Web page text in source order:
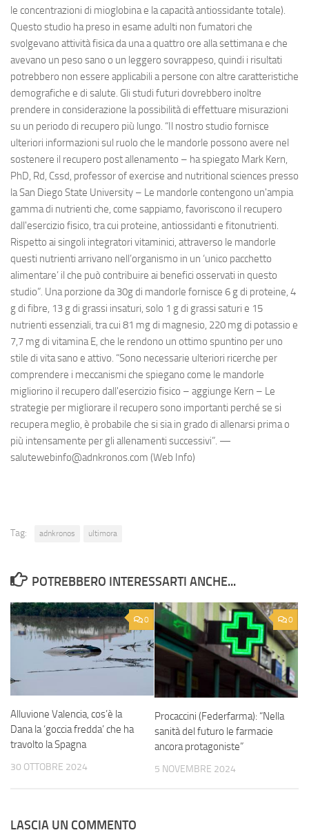
le concentrazioni di mioglobina e la capacità antiossidante totale).
Questo studio ha preso in esame adulti non fumatori che
svolgevano attività fisica da una a quattro ore alla settimana e che
avevano un peso sano o un leggero sovrappeso, quindi i risultati
potrebbero non essere applicabili a persone con altre caratteristiche
demografiche e di salute. Gli studi futuri dovrebbero inoltre
prendere in considerazione la possibilità di effettuare misurazioni
su un periodo di recupero più lungo. “Il nostro studio fornisce
ulteriori informazioni sul ruolo che le mandorle possono avere nel
sostenere il recupero post allenamento – ha spiegato Mark Kern,
PhD, Rd, Cssd, professor of exercise and nutritional sciences presso
la San Diego State University – Le mandorle contengono un'ampia
gamma di nutrienti che, come sappiamo, favoriscono il recupero
dall'esercizio fisico, tra cui proteine, antiossidanti e fitonutrienti.
Rispetto ai singoli integratori vitaminici, attraverso le mandorle
questi nutrienti arrivano nell’organismo in un ‘unico pacchetto
alimentare’ il che può contribuire ai benefici osservati in questo
studio”. Una porzione da 30g di mandorle fornisce 6 g di proteine, 4
g di fibre, 13 g di grassi insaturi, solo 1 g di grassi saturi e 15
nutrienti essenziali, tra cui 81 mg di magnesio, 220 mg di potassio e
7,7 mg di vitamina E, che le rendono un ottimo spuntino per uno
stile di vita sano e attivo. “Sono necessarie ulteriori ricerche per
comprendere i meccanismi che spiegano come le mandorle
migliorino il recupero dall'esercizio fisico – aggiunge Kern – Le
strategie per migliorare il recupero sono importanti perché se si
recupera meglio, è probabile che si sia in grado di allenarsi prima o
più intensamente per gli allenamenti successivi”. —
salutewebinfo@adnkronos.com (Web Info)
Tag: adnkronos ultimora
POTREBBERO INTERESSARTI ANCHE...
0
Alluvione Valencia, cos’è la
Dana la ‘goccia fredda’ che ha
travolto la Spagna
30 OTTOBRE 2024
0
Procaccini (Federfarma): “Nella
sanità del futuro le farmacie
ancora protagoniste”
5 NOVEMBRE 2024
LASCIA UN COMMENTO